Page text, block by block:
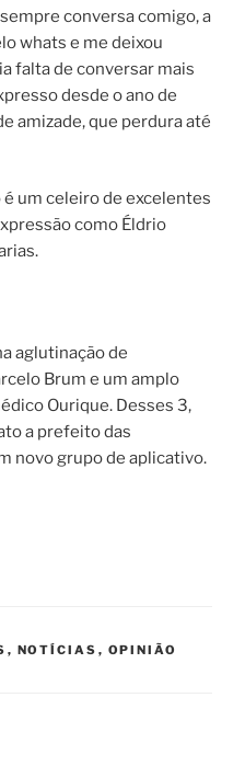
conversa comigo, a
whats e me deixou
falta de conversar mais
desde o ano de
amizade, que perdura até
é um celeiro de excelentes
como Éldrio
aglutinação de
Brum e um amplo
Ourique. Desses 3,
a prefeito das
novo grupo de aplicativo.
, NOTÍCIAS , OPINIÃO